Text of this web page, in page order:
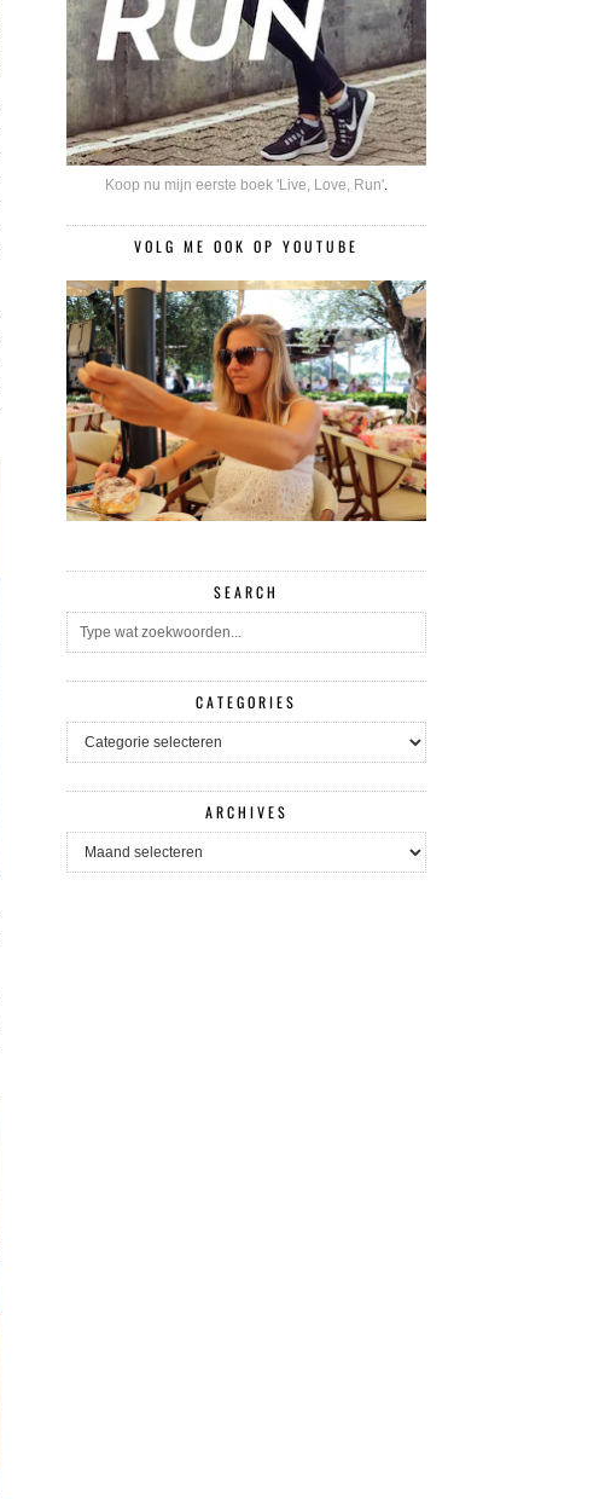
Koop nu mijn eerste boek 'Live, Love, Run'.
VOLG ME OOK OP YOUTUBE
SEARCH
CATEGORIES
CATEGORIES
ARCHIVES
ARCHIVES